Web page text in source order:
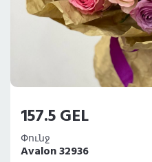
157.5 GEL
Փունջ
Avalon 32936